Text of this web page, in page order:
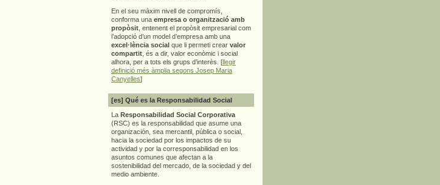
En el seu màxim nivell de compromís,
conforma una empresa o organització amb
propòsit , entenent el propòsit empresarial com
l’adopció d’un model d’empresa amb una
excel·lència social que li permeti crear valor
compartit , és a dir, valor econòmic i social
alhora, per a tots els grups d’interès. [llegir
definició més àmplia segons Josep Maria
Canyelles]
[es] Qué es la Responsabilidad Social
La Responsabilidad Social Corporativa
(RSC) es la responsabilidad que asume una
organización, sea mercantil, pública o social,
hacia la sociedad por los impactos de su
actividad y por la corresponsabilidad en los
asuntos comunes que afectan a la
sostenibilidad del mercado, de la sociedad y del
medio ambiente.